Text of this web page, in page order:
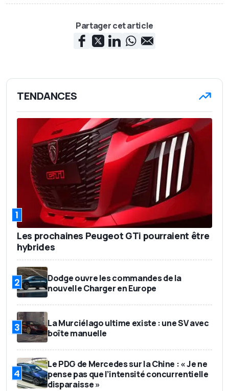
Partager cet article
TENDANCES
1
Les prochaines Peugeot GTi pourraient être
hybrides
2
Dodge ouvre les commandes de la
nouvelle Charger en Europe
3
La Murciélago ultime existe : une SV avec
boîte manuelle
4
Le PDG de Mercedes sur la Chine : « Je ne
pense pas que l’intensité concurrentielle
disparaisse »